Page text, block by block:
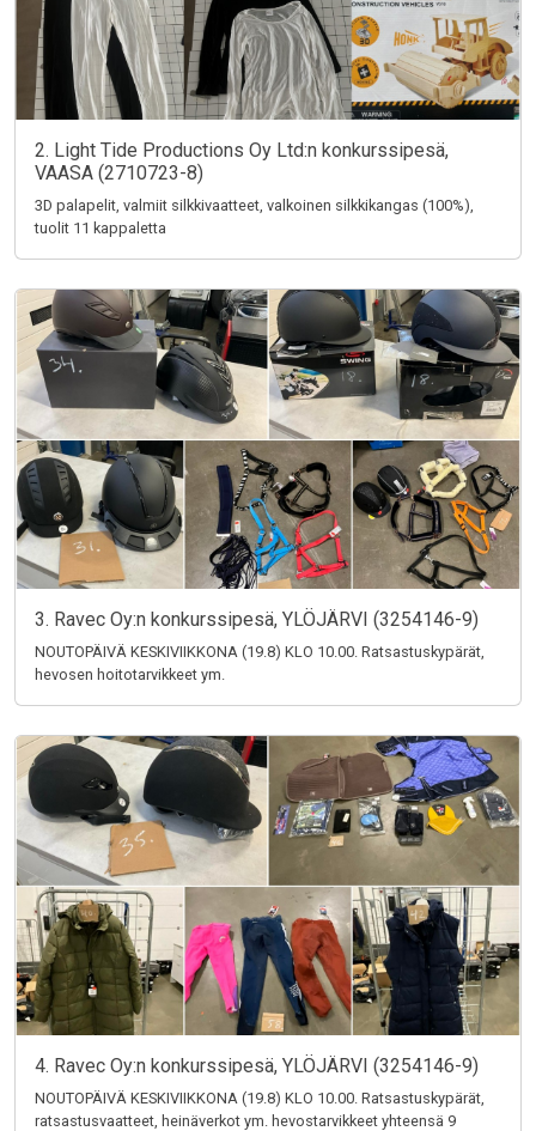
2. Light Tide Productions Oy Ltd:n konkurssipesä,
VAASA (2710723-8)
3D palapelit, valmiit silkkivaatteet, valkoinen silkkikangas (100%),
tuolit 11 kappaletta
3. Ravec Oy:n konkurssipesä, YLÖJÄRVI (3254146-9)
NOUTOPÄIVÄ KESKIVIIKKONA (19.8) KLO 10.00. Ratsastuskypärät,
hevosen hoitotarvikkeet ym.
4. Ravec Oy:n konkurssipesä, YLÖJÄRVI (3254146-9)
NOUTOPÄIVÄ KESKIVIIKKONA (19.8) KLO 10.00. Ratsastuskypärät,
ratsastusvaatteet, heinäverkot ym. hevostarvikkeet yhteensä 9